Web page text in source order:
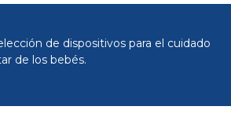
de dispositivos para el cuidado
de los bebés.